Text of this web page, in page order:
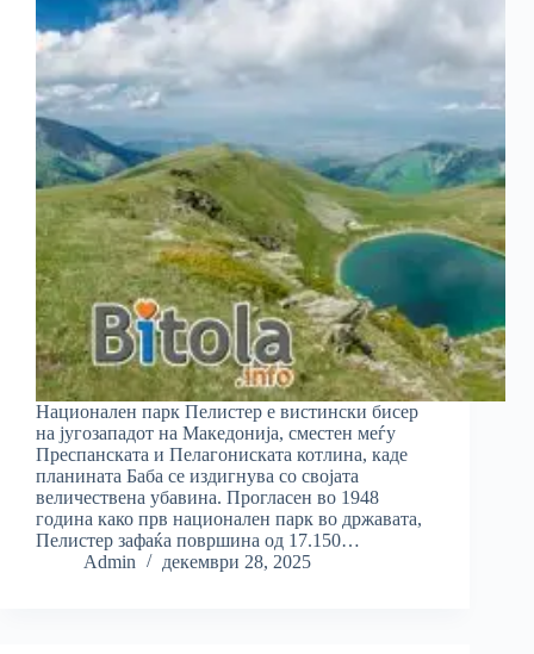
Национален парк Пелистер е вистински бисер
на југозападот на Македонија, сместен меѓу
Преспанската и Пелагониската котлина, каде
планината Баба се издигнува со својата
величествена убавина. Прогласен во 1948
година како прв национален парк во државата,
Пелистер зафаќа површина од 17.150…
Admin
декември 28, 2025